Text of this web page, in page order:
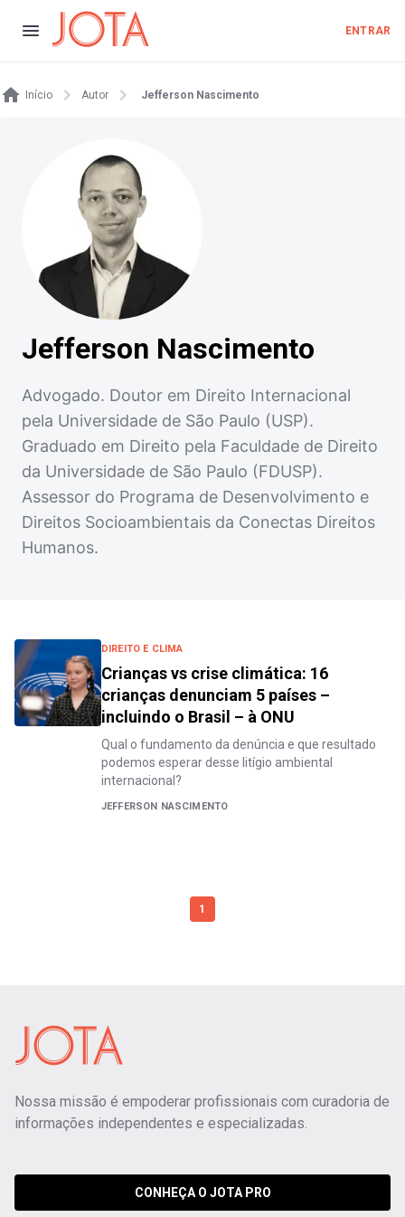
ENTRAR
Início Autor Jefferson Nascimento
Jefferson Nascimento
Advogado. Doutor em Direito Internacional
pela Universidade de São Paulo (USP).
Graduado em Direito pela Faculdade de Direito
da Universidade de São Paulo (FDUSP).
Assessor do Programa de Desenvolvimento e
Direitos Socioambientais da Conectas Direitos
Humanos.
DIREITO E CLIMA
Crianças vs crise climática: 16
crianças denunciam 5 países –
incluindo o Brasil – à ONU
Qual o fundamento da denúncia e que resultado
podemos esperar desse litígio ambiental
internacional?
JEFFERSON NASCIMENTO
1
Nossa missão é empoderar profissionais com curadoria de
informações independentes e especializadas.
CONHEÇA O JOTA PRO